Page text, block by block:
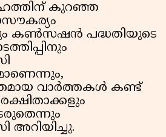
കുറഞ്ഞ
കൺസഷൻ പദ്ധതിയുടെ
വാർത്തകൾ കണ്ട്